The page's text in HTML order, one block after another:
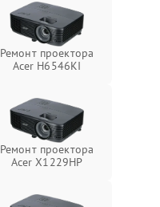
Ремонт проектора
Acer H6546KI
Ремонт проектора
Acer X1229HP